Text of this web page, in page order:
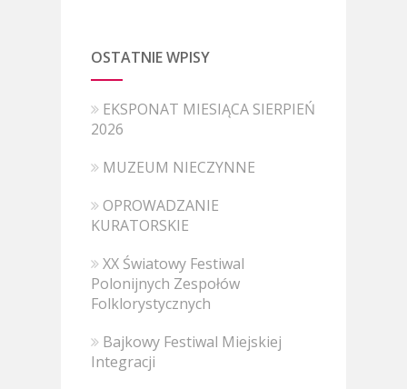
OSTATNIE WPISY
EKSPONAT MIESIĄCA SIERPIEŃ
2026
MUZEUM NIECZYNNE
OPROWADZANIE
KURATORSKIE
XX Światowy Festiwal
Polonijnych Zespołów
Folklorystycznych
Bajkowy Festiwal Miejskiej
Integracji